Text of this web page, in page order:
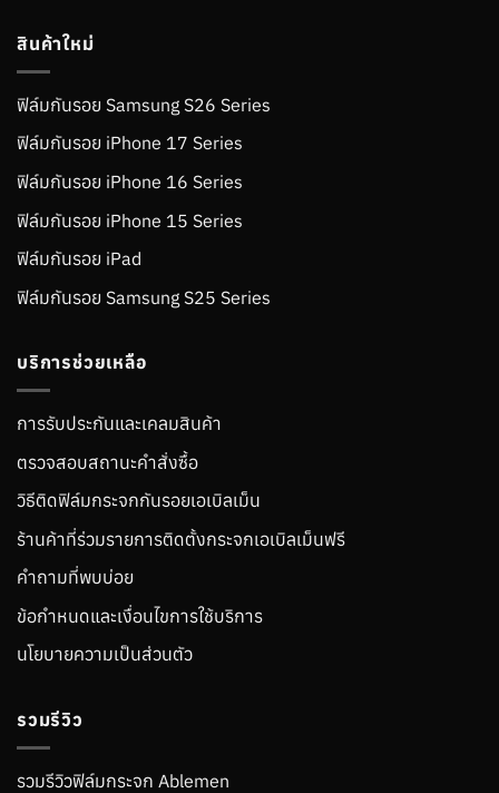
สินค้าใหม่
ฟิล์มกันรอย Samsung S26 Series
ฟิล์มกันรอย iPhone 17 Series
ฟิล์มกันรอย iPhone 16 Series
ฟิล์มกันรอย iPhone 15 Series
ฟิล์มกันรอย iPad
ฟิล์มกันรอย Samsung S25 Series
บริการช่วยเหลือ
การรับประกันและเคลมสินค้า
ตรวจสอบสถานะคำสั่งซื้อ
วิธีติดฟิล์มกระจกกันรอยเอเบิลเม็น
ร้านค้าที่ร่วมรายการติดตั้งกระจกเอเบิลเม็นฟรี
คำถามที่พบบ่อย
ข้อกำหนดและเงื่อนไขการใช้บริการ
นโยบายความเป็นส่วนตัว
รวมรีวิว
รวมรีวิวฟิล์มกระจก Ablemen